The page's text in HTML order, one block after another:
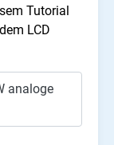
Tutorial
LCD
analoge